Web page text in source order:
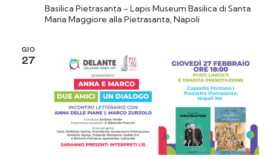
Basilica Pietrasanta - Lapis Museum Basilica di Santa
Maria Maggiore alla Pietrasanta, Napoli
GIO
27